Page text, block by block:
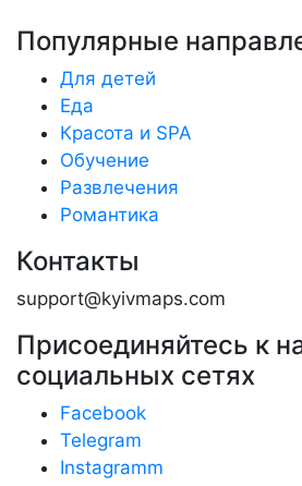
Популярные
Для детей
Еда
Красота и SPA
Обучение
Развлечения
Романтика
Контакты
support@kyivmaps.com
Присоединяйтесь к
социальных сетях
Facebook
Telegram
Instagramm